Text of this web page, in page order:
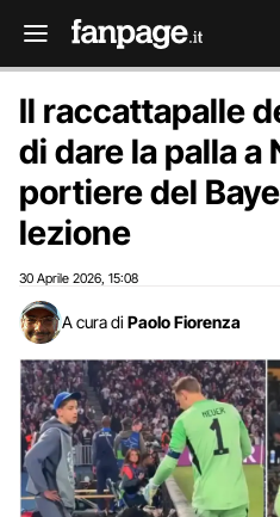
Il raccattapalle
di dare la palla a
portiere del
lezione
30 Aprile 2026 15:08
A cura di Paolo Fiorenza